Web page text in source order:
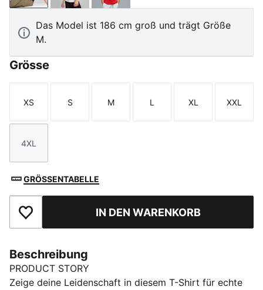
Das Model ist 186 cm groß und trägt Größe
M.
Grösse
Größe
XS
Größe
S
Größe
M
Größe
L
Größe
XL
Größe
XXL
Größe
4XL
GRÖSSENTABELLE
Zu Favoriten hinzufügenIN DEN WARENKORB
Beschreibung
PRODUCT STORY
Zeige deine Leidenschaft in diesem T-Shirt für echte